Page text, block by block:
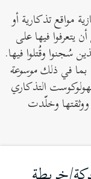
مواقع تذكارية أو
فيها على
سُجنوا وقُتلوا فيها.
بما في ذلكموسوعة
التذكاري
وخلّدت